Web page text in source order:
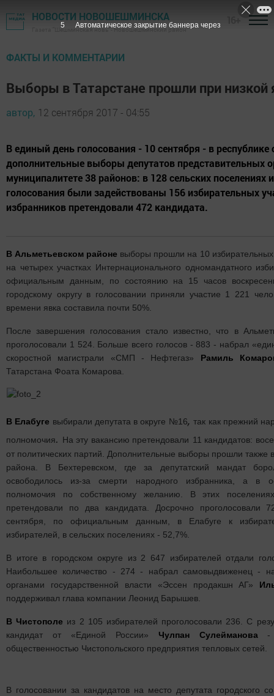
НОВОСТИ НОВОШЕШМИНСКА
Газета "Шешминская новь" - Новошешминский район
ФАКТЫ И КОММЕНТАРИИ
Выборы в Татарстане прошли при низкой
автор, 12 сентября 2017 - 04:55
В единый день голосования - 10 сентября - в республике
дополнительные выборы депутатов представительных
муниципалитете 38 районов: в 128 сельских поселениях
голосования были задействованы 156 избирательных
избранников претендовали 472 кандидата.
В Альметьевском районе выборы прошли на 10 избирательных
на четырех участках Интернационального одномандатного
официальным данным, по состоянию на 15 часов
городскому округу в голосовании приняли участие 1 221
времени явка составила почти 50%.
После завершения голосования стало известно, что в
проголосовали 1 524. Больше всего голосов - 883 - набрал
скоростной магистрали «СМП - Нефтегаз» Рамиль
Татарстана Фоата Комарова.
В Елабуге выбирали депутата в округе №16,так как прежний
полномочия. На эту вакансию претендовали 11 кандидатов:
от политических партий. Дополнительные выборы прошли также
района. В Бехтеревском, где за депутатский мандат
освободилось из-за смерти народного избранника, а в
полномочия по собственному желанию. В этих
претендовали по два кандидата. Досрочно проголосовали
сентября, по официальным данным, в Елабуге к
избирателей, в сельских поселениях - 52,7%.
В итоге в городском округе из 2 647 избирателей отдали
Наибольшее количество - 274 - набрал самовыдвиженец -
органами государственной власти «Эссен продакшн АГ»
поддерживал глава компании Леонид Барышев.
В Чистополе из 2 105 избирателей проголосовали 236. С
кандидат от «Единой России» Чулпан Сулейманова-
общественностью Чистопольского предприятия тепловых сетей.
В голосовании за кандидатов на место депутата городского
4 Автоматическое закрытие баннера через